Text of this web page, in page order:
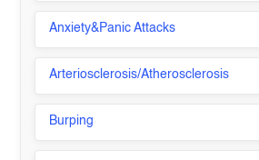
Anxiety&Panic Attacks
Arteriosclerosis/Atherosclerosis
Burping